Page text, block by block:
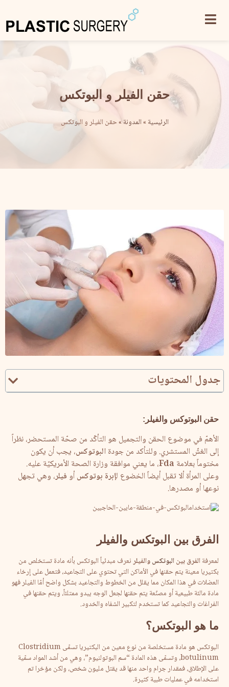
حقن الفيلر و البوتكس
الرئيسية»المدونة»حقن الفيلر و البوتكس
جدول المحتويات
حقن البوتوكس والفيلر :
الأهمّ في موضوع الحقن والتجميل هو التأكّد من صحّة المستحضر، نظراً
إلى الغشّ المستشري. وللتأكد من جودةالبوتوكس، يجب أن يكون
مختوماً بعلامة Fda، ما يعني موافقة وزارة الصحة الأمريكيّة عليه.
وعلى المرأة ألا تقبل أيضاً الخضوع لإبرة بوتوكسأو فيلر، وهي تجهل
نوعها أو مصدرها.
الفرق بين البوتكس والفيلر
لمعرفة الفرق بين البوتكسوالفيلرنعرف مبدئياً البوتكس بأنه مادة تستخلص من
بكتيريا معينة يتم حقنها في الأماكن التي تحتوي على التجاعيد، فتعمل على إرخاء
العضلات في هذا المكان مما يقلل من الخطوط والتجاعيد بشكل واضح أمّا الفيلر فهو
مادة مالئة طبيعية أو مصنّعة يتم حقنها لجعل الوجه يبدو ممتلئاً، ويتم حقنها في
الفراغات والتجاعيد كما تستخدم لتكبير الشفاه والخدود.
ما هو البوتكس؟
البوتكس هو مادة مستخلصة من نوع معين من البكتيريا تسمّى Clostridium
botulinum، وتسمّى هذه المادة “سم البوتولنيوم”، وهي من أشد المواد سمّية
على الإطلاق، فمقدار جرام واحد منها قد يقتل مليون شخص، ولكن مؤخرا تم
استخدامه في عمليات طبية كثيرة.